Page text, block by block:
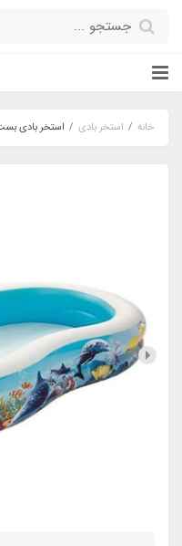
خانه استخر بادی استخر بادی